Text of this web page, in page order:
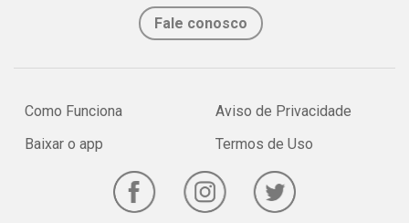
Fale conosco
Como Funciona
Baixar o app
Aviso de Privacidade
Termos de Uso